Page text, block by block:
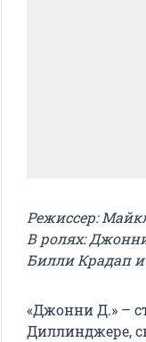
Режиссер:
В ролях:
Билли Крадап и
«Джонни Д.» –
Диллинджере,